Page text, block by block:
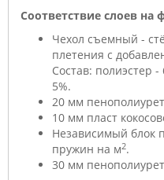
Соответствие слоев на
Чехол съемный -
плетения с
Состав: полиэстер -
5%.
20 мм
10 мм пласт
Независимый блок
пружин на м2.
30 мм